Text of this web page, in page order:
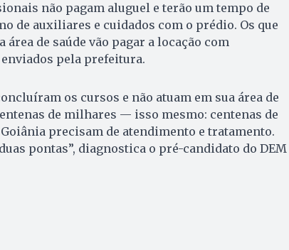
não pagam aluguel e terão um tempo de
de auxiliares e cuidados com o prédio. Os que
de saúde vão pagar a locação com
pela prefeitura.
os cursos e não atuam em sua área de
de milhares — isso mesmo: centenas de
precisam de atendimento e tratamento.
pontas”, diagnostica o pré-candidato do DEM